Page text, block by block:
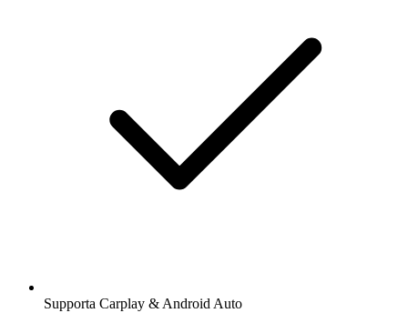
Supporta Carplay & Android Auto